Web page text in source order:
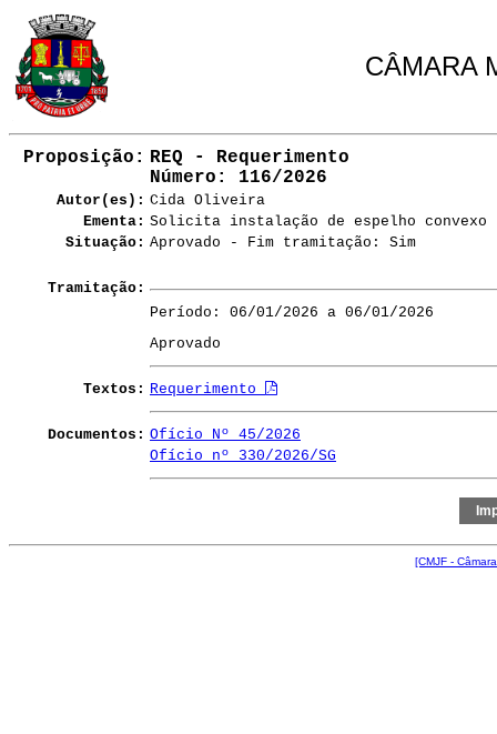
CÂMARA
Proposição: REQ - Requerimento
Número : 116/2026
Autor(es): Cida Oliveira
Ementa: Solicita instalação de espelho convexo
Situação: Aprovado - Fim tramitação: Sim
Tramitação:
Período: 06/01/2026 a 06/01/2026
Aprovado
Textos: Requerimento
Documentos: Ofício Nº 45/2026
Ofício nº 330/2026/SG
[CMJF -